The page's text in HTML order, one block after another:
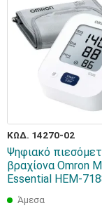
ΚΩΔ. 14270-02
Ψηφιακό
βραχίονα Omron
Essential HEM-
Άμεσα